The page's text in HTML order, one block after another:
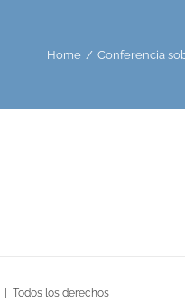
Home / Conferencia
| Todos los derechos